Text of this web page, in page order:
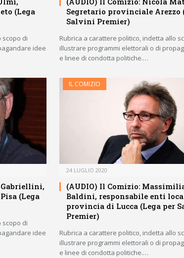
(Lega
scopo di
idee
Segretario provinciale Arezzo
Salvini Premier)
Rubrica a carattere politico, indetta allo
illustrare programmi elettorali o di
e linee di condotta politiche.…
Gabriellini,
(Lega
scopo di
idee
IL COMIZIO
24 LUGLIO 2020
(AUDIO) Il Comizio:
Baldini, responsabile enti
provincia di Lucca (Lega per
Premier)
Rubrica a carattere politico, indetta allo
illustrare programmi elettorali o di
e linee di condotta politiche.…